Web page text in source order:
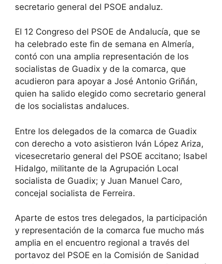
secretario general del PSOE andaluz.
El 12 Congreso del PSOE de Andalucía, que se
ha celebrado este fin de semana en Almería,
contó con una amplia representación de los
socialistas de Guadix y de la comarca, que
acudieron para apoyar a José Antonio Griñán,
quien ha salido elegido como secretario general
de los socialistas andaluces.
Entre los delegados de la comarca de Guadix
con derecho a voto asistieron Iván López Ariza,
vicesecretario general del PSOE accitano; Isabel
Hidalgo, militante de la Agrupación Local
socialista de Guadix; y Juan Manuel Caro,
concejal socialista de Ferreira.
Aparte de estos tres delegados, la participación
y representación de la comarca fue mucho más
amplia en el encuentro regional a través del
portavoz del PSOE en la Comisión de Sanidad